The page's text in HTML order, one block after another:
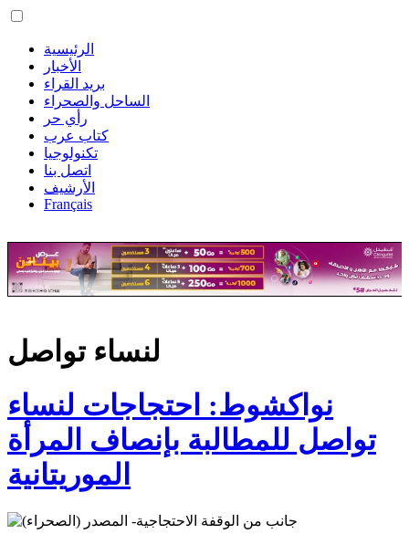
الرئيسية
الأخبار
بريد القراء
الساحل والصحراء
رأي حر
كتاب عرب
تكنولوجيا
اتصل بنا
الأرشيف
Français
لنساء تواصل
نواكشوط: احتجاجات لنساء
تواصل للمطالبة بإنصاف المرأة
الموريتانية